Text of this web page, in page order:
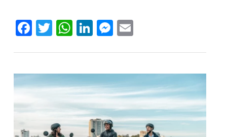
Facebook
Twitter
WhatsApp
LinkedIn
Messenger
Email